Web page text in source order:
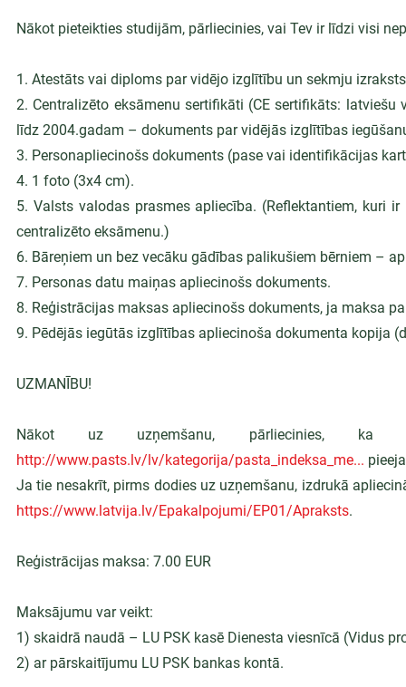
Nākot pieteikties studijām, pārliecinies, vai Tev ir līdzi visi
1. Atestāts vai diploms par vidējo izglītību un sekmju
2. Centralizēto eksāmenu sertifikāti (CE sertifikāts:
līdz 2004.gadam – dokuments par vidējās izglītības
3. Personapliecinošs dokuments (pase vai identifikācijas
4. 1 foto (3x4 cm).
5. Valsts valodas prasmes apliecība. (Reflektantiem, kuri
centralizēto eksāmenu.)
6. Bāreņiem un bez vecāku gādības palikušiem bērniem –
7. Personas datu maiņas apliecinošs dokuments.
8. Reģistrācijas maksas apliecinošs dokuments, ja maksa
9. Pēdējās iegūtās izglītības apliecinoša dokumenta kopija
UZMANĪBU!
http://www.pasts.lv/lv/kategorija/pasta_indeksa_me...
https://www.latvija.lv/Epakalpojumi/EP01/Apraksts.
Reģistrācijas maksa: 7.00 EUR
Maksājumu var veikt:
1) skaidrā naudā – LU PSK kasē Dienesta viesnīcā (Vidus
2) ar pārskaitījumu LU PSK bankas kontā.